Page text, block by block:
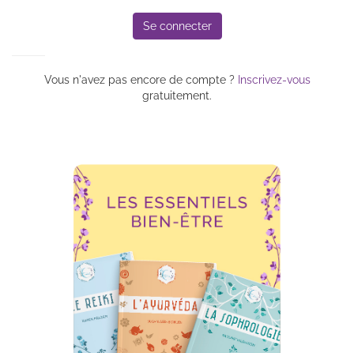
Se connecter
Vous n'avez pas encore de compte ? Inscrivez-vous
gratuitement.